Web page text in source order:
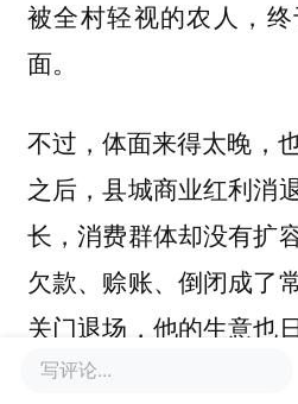
被全村轻视的农人，
面。
不过，体面来得太晚，
之后，县城商业红利消
长，消费群体却没有扩
欠款、赊账、倒闭成了
关门退场，他的生意也
的定制广告，被廉价的
写评论...